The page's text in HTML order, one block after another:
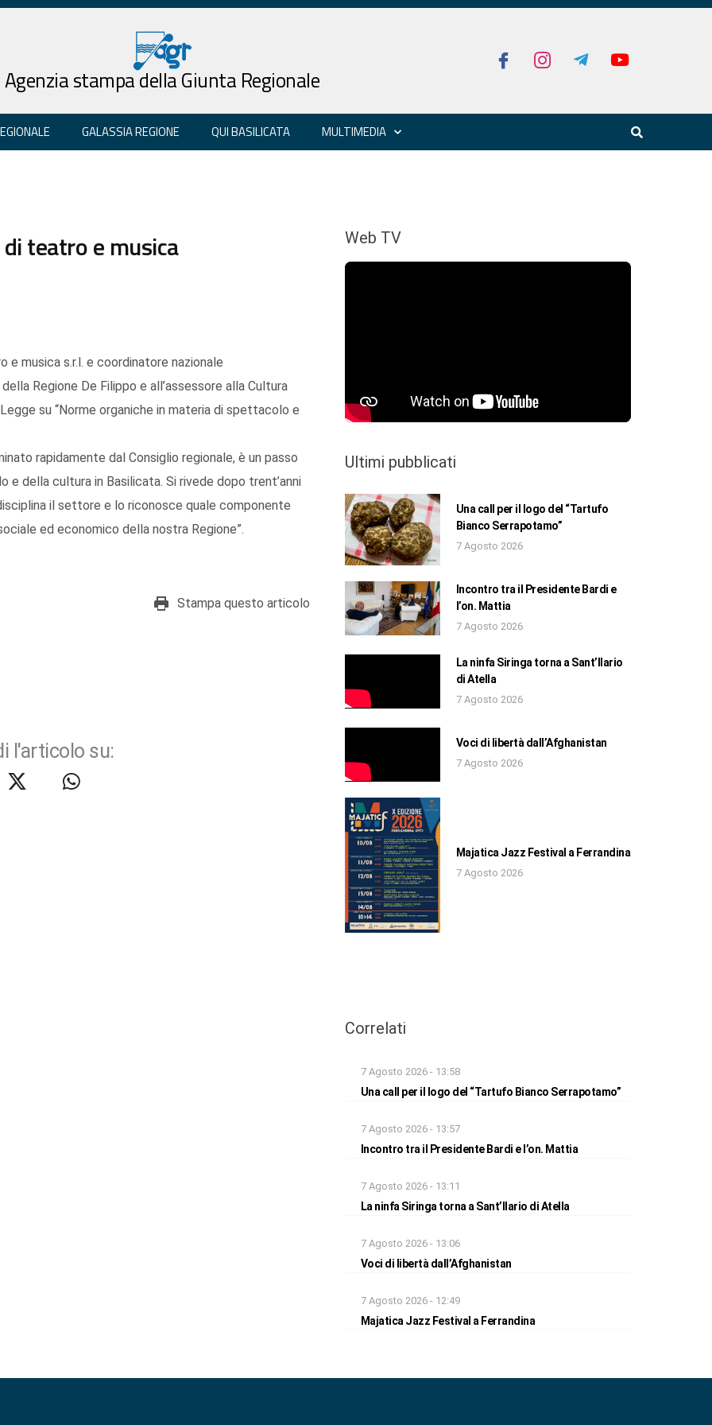
Agenzia stampa della Giunta Regionale
GALASSIA REGIONE QUI BASILICATA MULTIMEDIA
teatro e musica
musica s.r.l. e coordinatore nazionale
Regione De Filippo e all’assessore alla Cultura
su “Norme organiche in materia di spettacolo e
rapidamente dal Consiglio regionale, è un passo
della cultura in Basilicata. Si rivede dopo trent’anni
il settore e lo riconosce quale componente
ed economico della nostra Regione”.
Stampa questo articolo
l'articolo su:
Web TV
Ultimi pubblicati
Una call per il logo del “Tartufo
Bianco Serrapotamo”
7 Agosto 2026
Incontro tra il Presidente Bardi e
l’on. Mattia
7 Agosto 2026
La ninfa Siringa torna a Sant’Ilario
di Atella
7 Agosto 2026
Voci di libertà dall’Afghanistan
7 Agosto 2026
Majatica Jazz Festival a Ferrandina
7 Agosto 2026
Correlati
7 Agosto 2026 - 13:58
Una call per il logo del “Tartufo Bianco Serrapotamo”
7 Agosto 2026 - 13:57
Incontro tra il Presidente Bardi e l’on. Mattia
7 Agosto 2026 - 13:11
La ninfa Siringa torna a Sant’Ilario di Atella
7 Agosto 2026 - 13:06
Voci di libertà dall’Afghanistan
7 Agosto 2026 - 12:49
Majatica Jazz Festival a Ferrandina